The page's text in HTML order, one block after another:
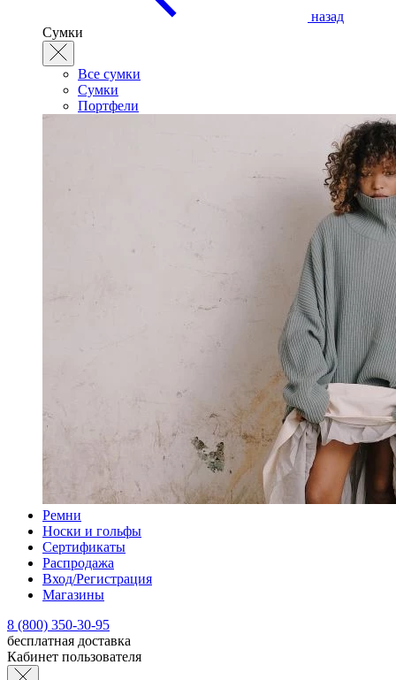
назад
Сумки
Все сумки
Сумки
Портфели
Ремни
Носки и гольфы
Сертификаты
Распродажа
Вход/Регистрация
Магазины
8 (800) 350-30-95
бесплатная доставка
Кабинет пользователя